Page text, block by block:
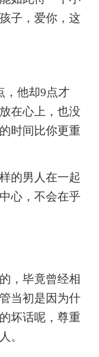
子，爱你，这
，他却9点才
在心上，也没
时间比你更重
的男人在一起
心，不会在乎
，毕竟曾经相
当初是因为什
坏话呢，尊重
。